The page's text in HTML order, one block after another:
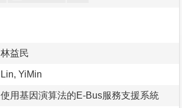
林益民
Lin, YiMin
使用基因演算法的E-Bus服務支援系統